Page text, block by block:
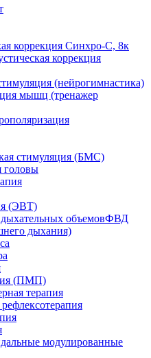
коррекция Синхро-С, 8к
коррекция
(нейрогимнастика)
мышц (тренажер
стимуляция (БМС)
головы
(ЭВТ)
дыхательных объемовФВД
дыхания)
(ПМП)
терапия
модулированные